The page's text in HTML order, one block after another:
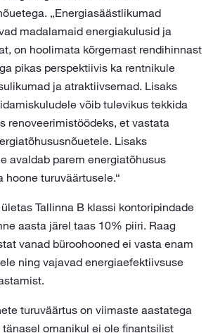
„Energiasäästlikumad
madalamaid energiakulusid ja
on hoolimata kõrgemast rendihinnast
pikas perspektiivis ka rentnikule
ja atraktiivsemad. Lisaks
võib tulevikus tekkida
renoveerimistöödeks, et vastata
Lisaks
avaldab parem energiatõhusus
hoone turuväärtusele.“
Tallinna B klassi kontoripindade
aasta järel taas 10% piiri. Raag
vanad büroohooned ei vasta enam
ning vajavad energiaefektiivsuse
turuväärtus on viimaste aastatega
omanikul ei ole finantsilist